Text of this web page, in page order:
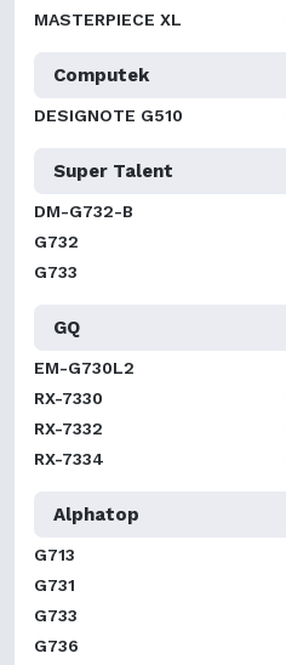
MASTERPIECE XL
Computek
DESIGNOTE G510
Super Talent
DM-G732-B
G732
G733
GQ
EM-G730L2
RX-7330
RX-7332
RX-7334
Alphatop
G713
G731
G733
G736